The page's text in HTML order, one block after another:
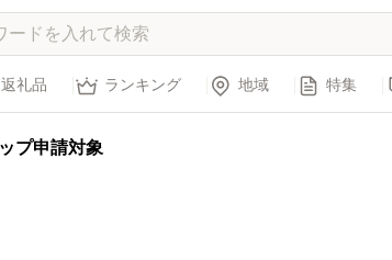
返礼品 ランキング 地域 特集
プ申請対象